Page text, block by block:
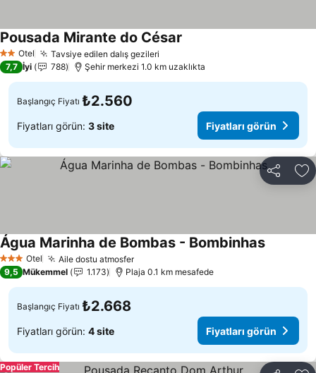
2 Yıldız
Otel Tavsiye edilen dalış gezileri
Pousada Mirante do César
7,7 İyi 788 Şehir merkezi 1.0 km uzaklıkta
Başlangıç Fiyatı ₺2.560
Fiyatları görün: 3 site Fiyatları görün
Paylaş
3 YıldızOtel Aile dostu atmosferFiyatları görün
Água Marinha de Bombas - BombinhasFiyatları
9,5 Mükemmel 1.173 Plaja 0.1 km mesafede
Başlangıç Fiyatı ₺2.668
Fiyatları görün: 4 site Fiyatları görün
Popüler Tercih